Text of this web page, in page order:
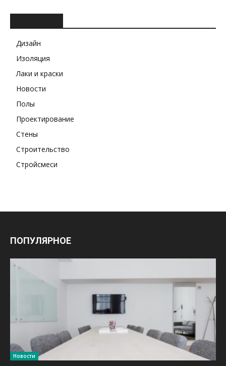
Дизайн
Изоляция
Лаки и краски
Новости
Полы
Проектирование
Стены
Строительство
Стройсмеси
ПОПУЛЯРНОЕ
Новости